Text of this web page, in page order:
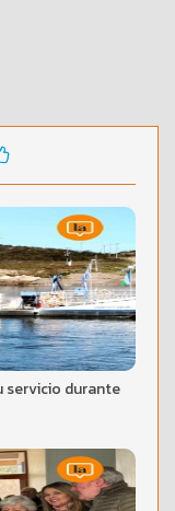
servicio durante